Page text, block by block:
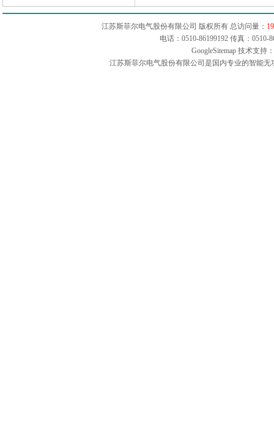
江苏斯菲尔电气股份有限公司 版权所有 总访问量：
电话：0510-86199192 传真：
GoogleSitemap技术支持
江苏斯菲尔电气股份有限公司是国内专业的智能